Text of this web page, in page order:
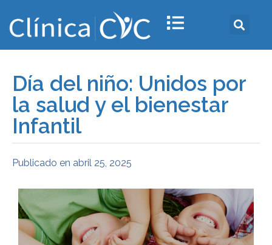
Día del niño: Unidos por
la salud y el bienestar
Infantil
Publicado en abril 25, 2025